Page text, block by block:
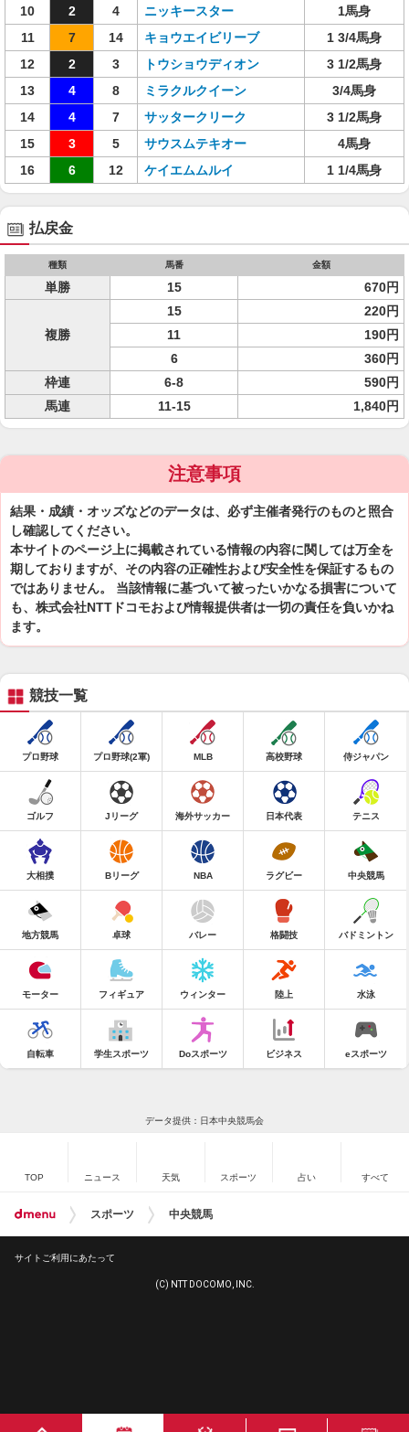
10
2 4 ニッキースター
1馬身
11
7 14 キョウエイビリーブ
1 3/4馬身
12
2 3 トウショウディオン
3 1/2馬身
13
4 8 ミラクルクイーン
3/4馬身
14
4 7 サッタークリーク
3 1/2馬身
15
3 5 サウスムテキオー
4馬身
16
6 12 ケイエムムルイ 1 1/4馬身
払戻金
種類 馬番 金額
単勝 15 670円
複勝
15
220円
11
190円
6
360円
枠連
6-8
590円
馬連
11-15 1,840円
注意事項
結果・成績・オッズなどのデータは、必ず主催者発行のものと照合
し確認してください。
本サイトのページ上に掲載されている情報の内容に関しては万全を
期しておりますが、その内容の正確性および安全性を保証するもの
ではありません。 当該情報に基づいて被ったいかなる損害について
も、株式会社NTTドコモおよび情報提供者は一切の責任を負いかね
ます。
競技一覧
プロ野球 プロ野球(2軍) MLB 高校野球 侍ジャパン
ゴルフ Jリーグ 海外サッカー 日本代表 テニス
大相撲 Bリーグ NBA ラグビー 中央競馬
地方競馬 卓球 バレー 格闘技 バドミントン
モーター フィギュア ウィンター 陸上 水泳
自転車 学生スポーツ Doスポーツ ビジネス eスポーツ
データ提供：日本中央競馬会
TOP ニュース 天気 スポーツ 占い すべて
スポーツ 中央競馬
サイトご利用にあたって
(C) NTT DOCOMO, INC.